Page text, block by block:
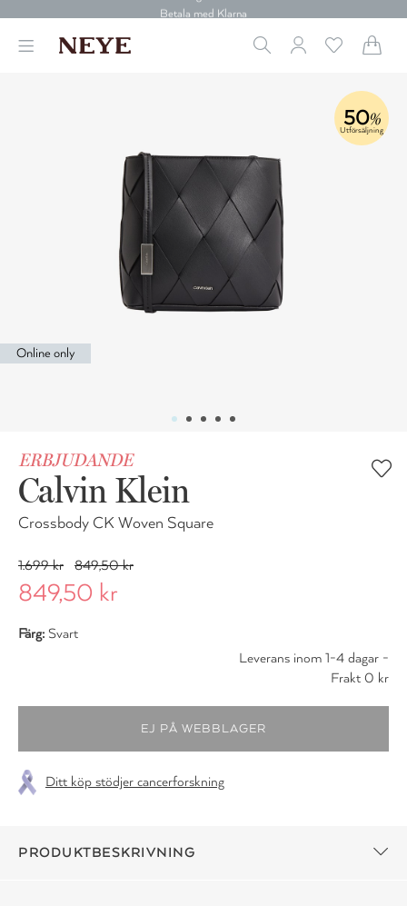
30 dagars retur
Leverans 1-4 arbetsdagar
50%
Utförsäljning
Online only
ERBJUDANDE
Calvin Klein
Crossbody CK Woven Square
1.699 kr 849,50 kr
849,50 kr
Färg: Svart
Leverans inom 1-4 dagar -
Frakt 0 kr
Ditt köp stödjer cancerforskning
PRODUKTBESKRIVNING